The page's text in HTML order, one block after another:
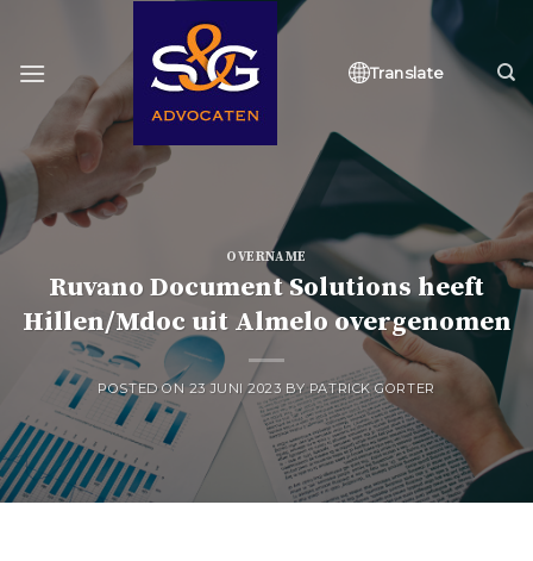
content
Translate
OVERNAME
Ruvano Document Solutions heeft
Hillen/Mdoc uit Almelo overgenomen
POSTED ON 23 JUNI 2023 BYPATRICK GORTER